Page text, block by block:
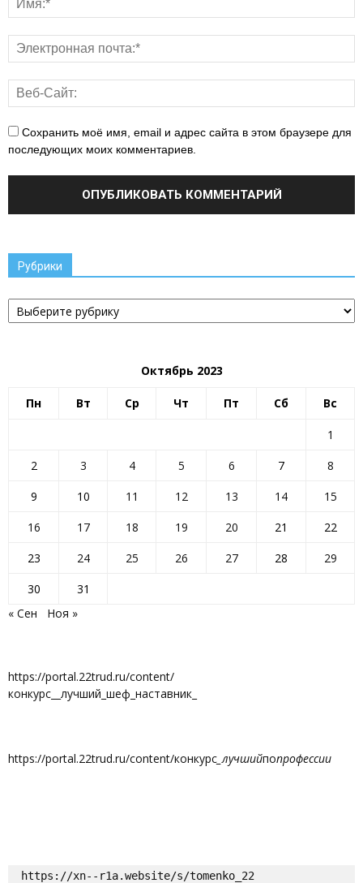
Сохранить моё имя, email и адрес сайта в этом браузере для
последующих моих комментариев.
Рубрики
Рубрики
Октябрь 2023
Пн Вт Ср Чт Пт Сб Вс
1
2
3 4 5 6 7
8
9
10 11 12 13 14
15
16
17 18 19 20 21
22
23
24 25 26 27 28
29
30
31
« Сен
Ноя »
https://portal.22trud.ru/content/
конкурс__лучший_шеф_наставник_
https://portal.22trud.ru/content/конкурс _лучшийпопрофессии
https://xn--r1a.website/s/tomenko_22